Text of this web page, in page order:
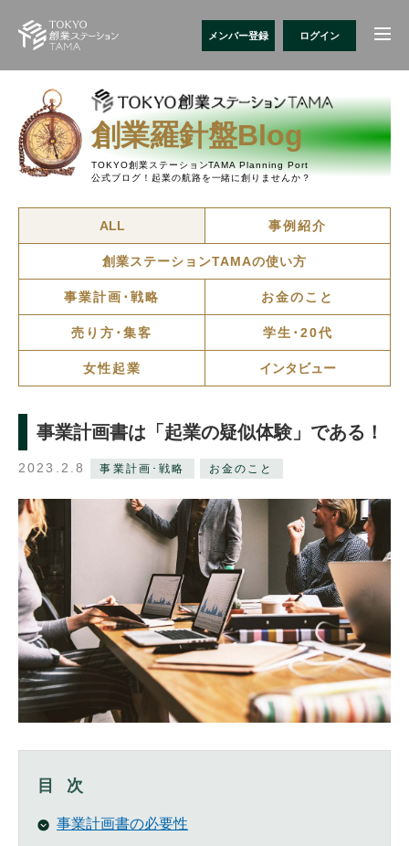
メンバー登録 ログイン
創業羅針盤Blog
TOKYO創業ステーションTAMA Planning Port
公式ブログ！起業の航路を一緒に創りませんか？
ALL 事例紹介
創業ステーションTAMAの使い方
事業計画･戦略 お金のこと
売り方･集客 学生･20代
女性起業 インタビュー
事業計画書は「起業の疑似体験」である！
2023.2.8 事業計画･戦略 お金のこと
目次
事業計画書の必要性